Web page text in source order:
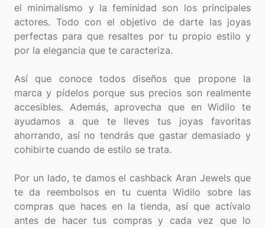
el minimalismo y la feminidad son los principales
actores. Todo con el objetivo de darte las joyas
perfectas para que resaltes por tu propio estilo y
por la elegancia que te caracteriza.
Así que conoce todos diseños que propone la
marca y pídelos porque sus precios son realmente
accesibles. Además, aprovecha que en Widilo te
ayudamos a que te lleves tus joyas favoritas
ahorrando, así no tendrás que gastar demasiado y
cohibirte cuando de estilo se trata.
Por un lado, te damos el cashback Aran Jewels que
te da reembolsos en tu cuenta Widilo sobre las
compras que haces en la tienda, así que actívalo
antes de hacer tus compras y cada vez que lo